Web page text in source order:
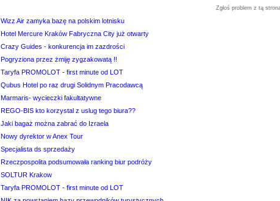
Zgłoś problem z tą
Wizz Air zamyka bazę na polskim lotnisku
Hotel Mercure Kraków Fabryczna City już otwarty
Crazy Guides - konkurencja im zazdrości
Pogryziona przez żmiję zygzakowatą !!
Taryfa PROMOLOT - first minute od LOT
Qubus Hotel po raz drugi Solidnym Pracodawcą
Marmaris- wycieczki fakultatywne
REGO-BIS kto korzystal z uslug tego biura??
Jaki bagaż można zabrać do Izraela
Nowy dyrektor w Anex Tour
Specjalista ds sprzedaży
Rzeczpospolita podsumowała ranking biur podróży
SOLTUR Krakow
Taryfa PROMOLOT - first minute od LOT